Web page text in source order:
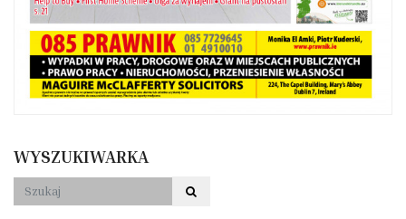
WYSZUKIWARKA